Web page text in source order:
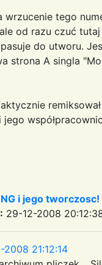
wrzucenie tego
od razu czuć
do utworu.
strona A singla
i jego
29-12-2008
21:12:14